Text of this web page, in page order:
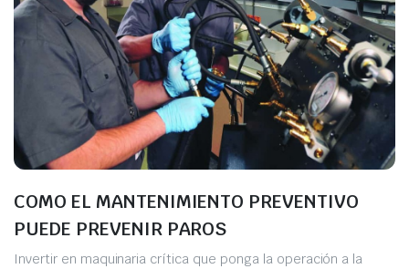
COMO EL MANTENIMIENTO PREVENTIVO
PUEDE PREVENIR PAROS
Invertir en maquinaria crítica que ponga la operación a la